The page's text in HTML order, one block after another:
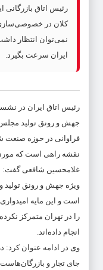
رئیس اتاق
کلان در خصوصی‌سازی
نمی‌توان انتظار
ایران سرعت بگیرد.
رئیس اتاق ایران در
جهش و رونق تولید
فراوانی در حوزه صنعت
نقشه راهی است که
غلامحسین شافعی گفت:
است و این مایه
را در تهران متمرکز
انجام داده‌اند.
وی در ادامه عنوان کرد:
جای تجار و